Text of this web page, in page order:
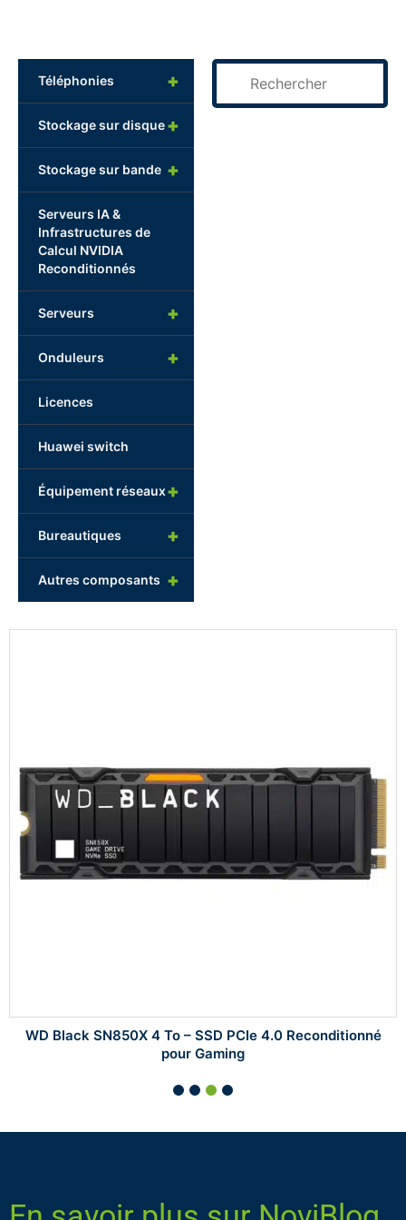
+
Téléphonies
+
Stockage sur disque
+
Stockage sur bande
Serveurs IA &
Infrastructures de
Calcul NVIDIA
Reconditionnés
+
Serveurs
+
Onduleurs
Licences
Huawei switch
+
Équipement réseaux
+
Bureautiques
+
Autres composants
WD Black SN850X 4 To – SSD PCIe 4.0 Reconditionné
pour Gaming